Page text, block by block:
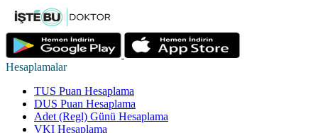
Hesaplamalar
TUS Puan Hesaplama
DUS Puan Hesaplama
Adet (Regl) Günü Hesaplama
VKI Hesaplama